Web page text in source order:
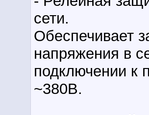
сети.
Обеспечивает
напряжения в
подключении к
~380В.